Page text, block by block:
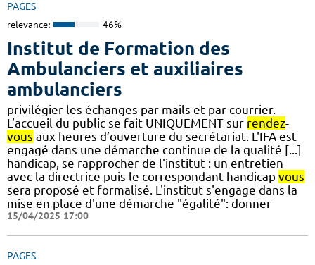
PAGES
relevance: 46%
Institut de Formation des
Ambulanciers et auxiliaires
ambulanciers
privilégier les échanges par mails et par courrier.
L’accueil du public se fait UNIQUEMENT sur rendez-
vous aux heures d’ouverture du secrétariat. L'IFA est
engagé dans une démarche continue de la qualité [...]
handicap, se rapprocher de l'institut : un entretien
avec la directrice puis le correspondant handicap vous
sera proposé et formalisé. L'institut s'engage dans la
mise en place d'une démarche "égalité": donner
15/04/2025 17:00
PAGES